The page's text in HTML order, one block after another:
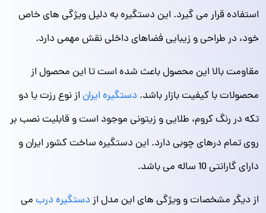
استفاده قرار می‌ گیرد. این دستگیره به دلیل ویژگی‌ های خاص
خود، در طراحی و زیبایی فضاهای داخلی نقش مهمی دارد.
مقاومت بالا این محصول باعث شده است تا این محصول از
محصولات با کیفیت بازار باشد. دستگیره ایراناز نوع رزت یا دو
تکه در رنگ کروم، طلایی و زیتونی موجود است و قابلیت نصب بر
روی تمام درهای چوبی دارد. این دستگیره ساخت کشور ایران و
دارای گارانتی 10 ساله می باشد.
از دیگر مشخصات و ویژگی های این مدل ازدستگیره دربمی